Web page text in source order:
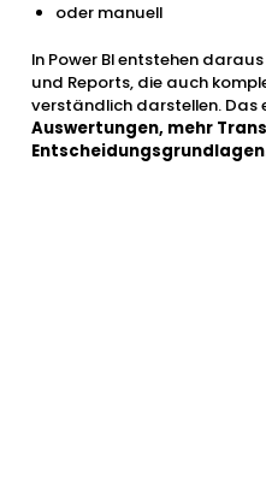
oder manuell
In Power BI entstehen
und Reports, die auch
verständlich darstellen.
Auswertungen, mehr